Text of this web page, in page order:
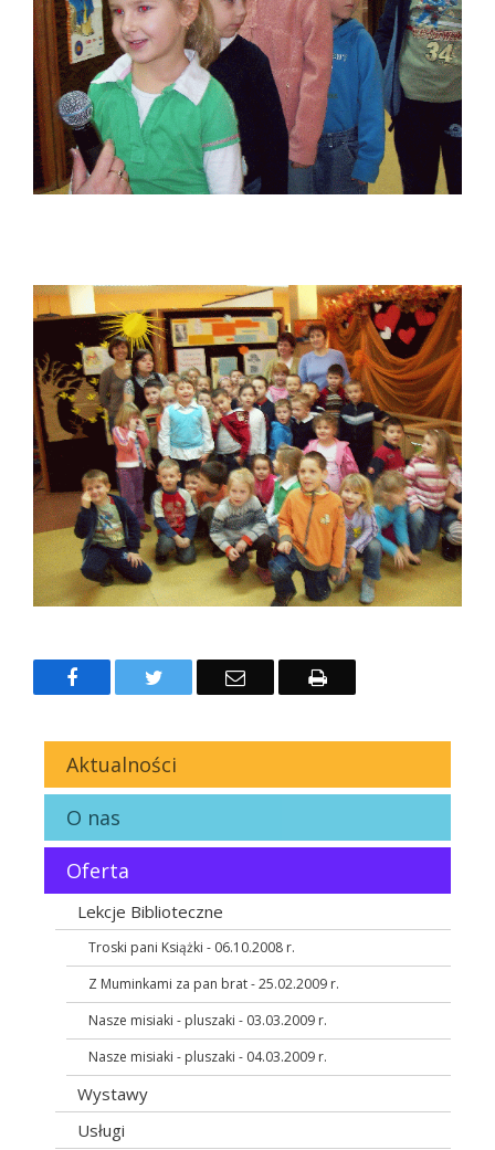
FacebookTwitter Email Drukuj
Aktualności
O nas
Oferta
Lekcje Biblioteczne
Troski pani Książki - 06.10.2008 r.
Z Muminkami za pan brat - 25.02.2009 r.
Nasze misiaki - pluszaki - 03.03.2009 r.
Nasze misiaki - pluszaki - 04.03.2009 r.
Wystawy
Usługi